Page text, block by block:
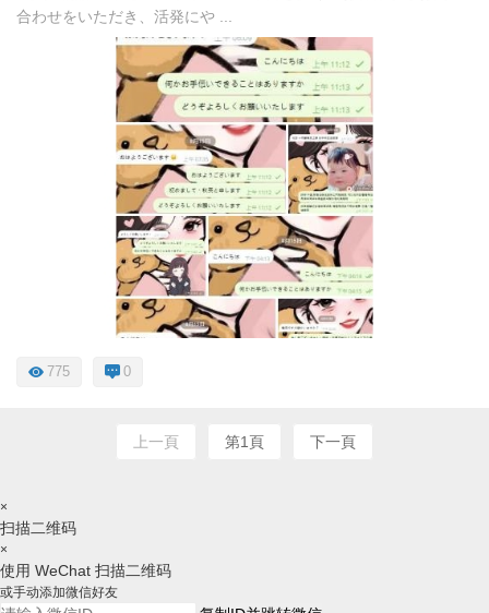
合わせをいただき、活発にや ...
775 0
上一頁 第1頁 下一頁
×
扫描二维码
×
使用 WeChat 扫描二维码
或手动添加微信好友